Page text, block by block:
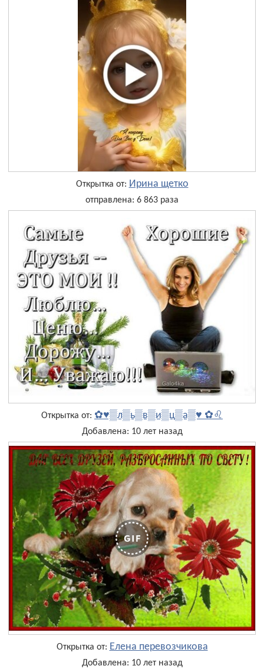
Открытка от: Ирина щетко
отправлена: 6 863 раза
Открытка от: ✿♥▒л▒ь▒в▒и▒ц▒а▒♥ ✿♌
Добавлена: 10 лет назад
Открытка от: Елена перевозчикова
Добавлена: 10 лет назад